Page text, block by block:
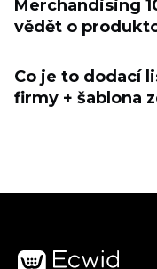
Merchandising
vědět o
Co je to dodací
firmy + šablona